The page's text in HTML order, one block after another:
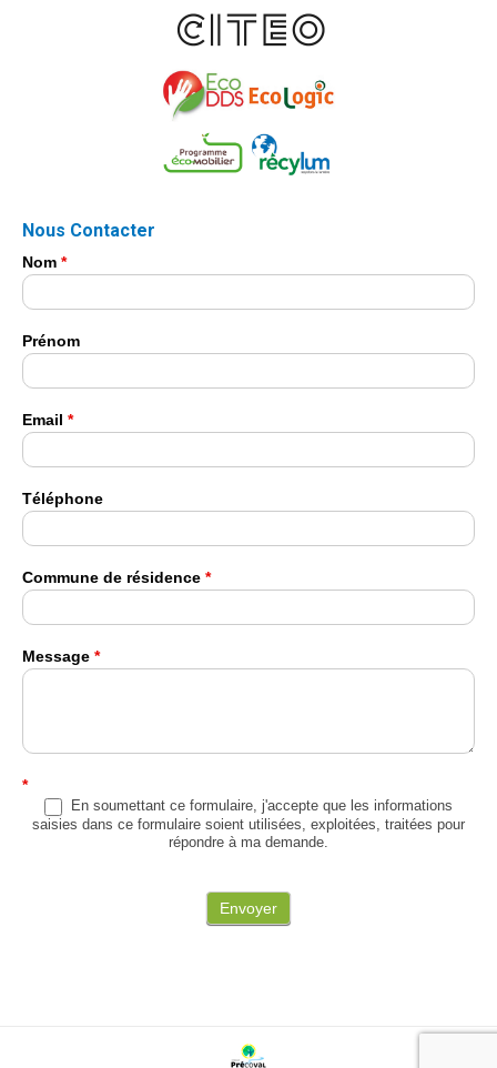
Nous Contacter
Nom *
Prénom
Email *
Téléphone
Commune de résidence *
Message *
*
En soumettant ce formulaire, j'accepte que les informations
saisies dans ce formulaire soient utilisées, exploitées, traitées pour
répondre à ma demande.
Envoyer